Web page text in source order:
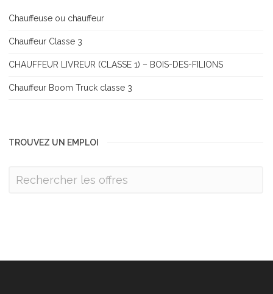
Chauffeuse ou chauffeur
Chauffeur Classe 3
CHAUFFEUR LIVREUR (CLASSE 1) – BOIS-DES-FILIONS
Chauffeur Boom Truck classe 3
TROUVEZ UN EMPLOI